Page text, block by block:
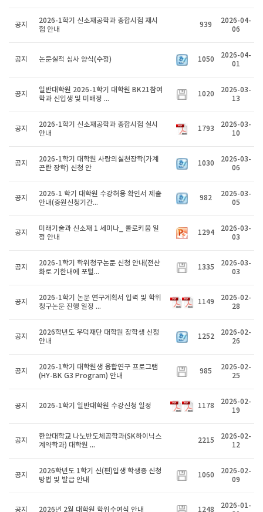
공지
2026-1학기 신소재공학과 종합시험 재시
험 안내
939
2026-04-
06
공지 논문실적 심사 양식(수정) 1050
2026-04-
01
공지
일반대학원 2026-1학기 대학원 BK21참여
학과 신입생 및 미배정 ...
1020
2026-03-
13
공지
2026-1학기 신소재공학과 종합시험 실시
안내
1793
2026-03-
10
공지
2026-1학기 대학원 사랑의실천장학(가계
곤란 장학) 신청 안
1030
2026-03-
06
공지
2026-1 학기 대학원 수강허용 확인서 제출
안내(증원신청기간...
982
2026-03-
05
공지
미래기술과 신소재 1 세미나_ 콜로키움 일
정 안내
1294
2026-03-
03
공지
2026-1학기 학위청구논문 신청 안내(전산
화로 기한내에 포털...
1335
2026-03-
03
공지
2026-1학기 논문 연구계획서 입력 및 학위
청구논문 진행 일정 ...
1149
2026-02-
28
공지
2026학년도 우덕재단 대학원 장학생 신청
안내
1252
2026-02-
26
공지
2026-1학기 대학원생 융합연구 프로그램
(HY-BK G3 Program) 안내
985
2026-02-
25
공지 2026-1학기 일반대학원 수강신청 일정 1178
2026-02-
19
공지
한양대학교 나노반도체공학과(SK하이닉스
계약학과) 대학원 ...
2215
2026-02-
12
공지
2026학년도 1학기 신(편)입생 학생증 신청
방법 및 발급 안내
1060
2026-02-
09
공지 2026년 2월 대학원 학위수여식 안내 1248
2026-01-